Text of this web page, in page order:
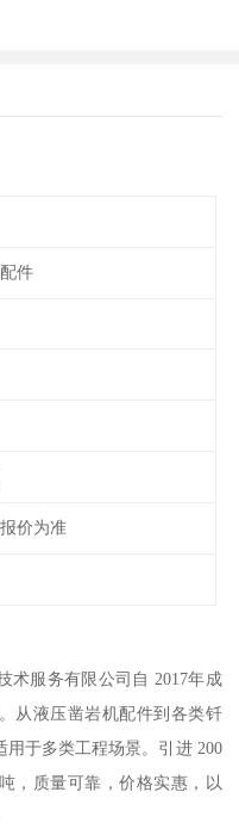
件
价为准
术服务有限公司自 2017年成
从液压凿岩机配件到各类钎
于多类工程场景。引进 200
，质量可靠，价格实惠，以